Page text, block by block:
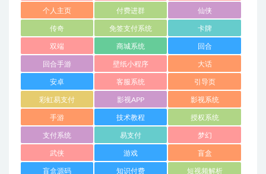
个人主页 付费进群 仙侠
传奇 免签支付系统 卡牌
双端 商城系统 回合
回合手游 壁纸小程序 大话
安卓 客服系统 引导页
彩虹易支付 影视APP 影视系统
手游 技术教程 授权系统
支付系统 易支付 梦幻
武侠 游戏 盲盒
盲盒源码 知识付费 短视频解析